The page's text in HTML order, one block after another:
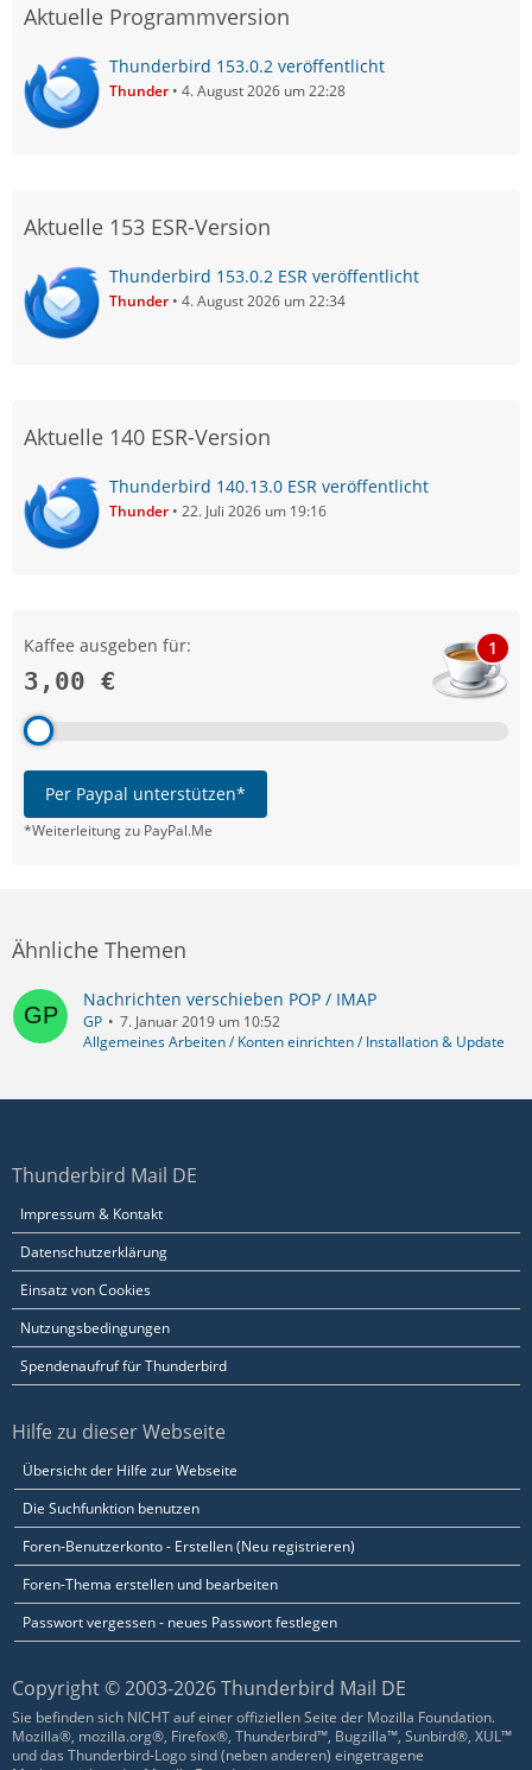
Aktuelle Programmversion
Thunderbird 153.0.2 veröffentlicht
Thunder 4. August 2026 um 22:28
Aktuelle 153 ESR-Version
Thunderbird 153.0.2 ESR veröffentlicht
Thunder 4. August 2026 um 22:34
Aktuelle 140 ESR-Version
Thunderbird 140.13.0 ESR veröffentlicht
Thunder 22. Juli 2026 um 19:16
Kaffee ausgeben für:
3,00 €
1
Per Paypal unterstützen*
*Weiterleitung zu PayPal.Me
Ähnliche Themen
Nachrichten verschieben POP / IMAP
GP
7. Januar 2019 um 10:52
Allgemeines Arbeiten / Konten einrichten / Installation & Update
Thunderbird Mail DE
Impressum & Kontakt
Datenschutzerklärung
Einsatz von Cookies
Nutzungsbedingungen
Spendenaufruf für Thunderbird
Hilfe zu dieser Webseite
Übersicht der Hilfe zur Webseite
Die Suchfunktion benutzen
Foren-Benutzerkonto - Erstellen (Neu registrieren)
Foren-Thema erstellen und bearbeiten
Passwort vergessen - neues Passwort festlegen
Copyright © 2003-2026 Thunderbird Mail DE
Sie befinden sich NICHT auf einer offiziellen Seite der Mozilla Foundation.
Mozilla®, mozilla.org®, Firefox®, Thunderbird™, Bugzilla™, Sunbird®, XUL™
und das Thunderbird-Logo sind (neben anderen) eingetragene